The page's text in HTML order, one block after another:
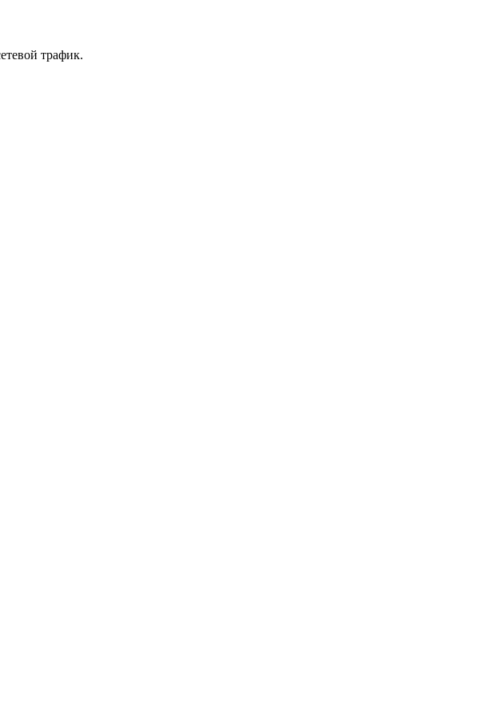
трафик.